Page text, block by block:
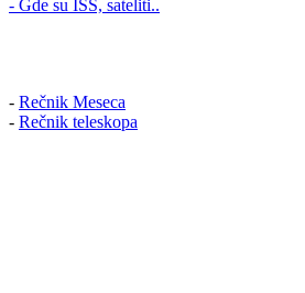
- Gde su ISS, sateliti..
- Rečnik Meseca
- Rečnik teleskopa